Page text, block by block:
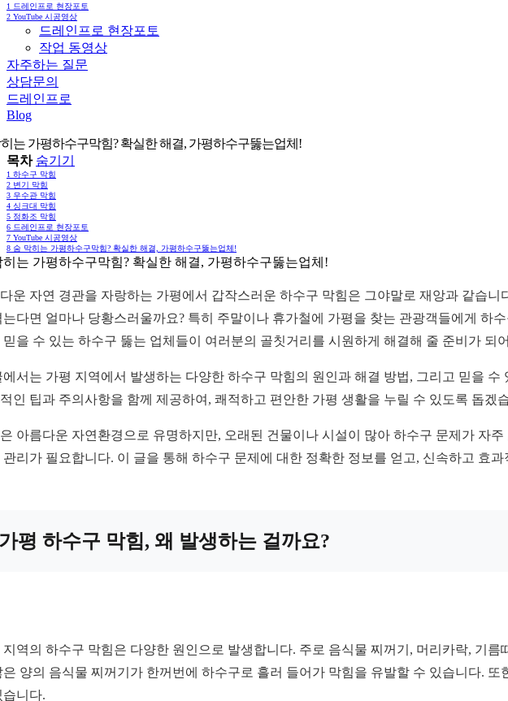
1 드레인프로 현장포토
2 YouTube 시공영상
드레인프로 현장포토
작업 동영상
자주하는 질문
상담문의
드레인프로
Blog
는 가평하수구막힘? 확실한 해결, 가평하수구뚫는업체!
목차 숨기기
1 하수구 막힘
2 변기 막힘
3 우수관 막힘
4 싱크대 막힘
5 정화조 막힘
6 드레인프로 현장포토
7 YouTube 시공영상
8 숨 막히는 가평하수구막힘? 확실한 해결, 가평하수구뚫는업체!
히는 가평하수구막힘? 확실한 해결, 가평하수구뚫는업체!
운 자연 경관을 자랑하는 가평에서 갑작스러운 하수구 막힘은 그야말로 재앙과 같습
는다면 얼마나 당황스러울까요? 특히 주말이나 휴가철에 가평을 찾는 관광객들에게 하
믿을 수 있는 하수구 뚫는 업체들이 여러분의 골칫거리를 시원하게 해결해 줄 준비가 되
에서는 가평 지역에서 발생하는 다양한 하수구 막힘의 원인과 해결 방법, 그리고 믿을
인 팁과 주의사항을 함께 제공하여, 쾌적하고 편안한 가평 생활을 누릴 수 있도록 돕
아름다운 자연환경으로 유명하지만, 오래된 건물이나 시설이 많아 하수구 문제가 자
관리가 필요합니다. 이 글을 통해 하수구 문제에 대한 정확한 정보를 얻고, 신속하고 효
평 하수구 막힘, 왜 발생하는 걸까요?
지역의 하수구 막힘은 다양한 원인으로 발생합니다. 주로 음식물 찌꺼기, 머리카락, 기
은 양의 음식물 찌꺼기가 한꺼번에 하수구로 흘러 들어가 막힘을 유발할 수 있습니다.
습니다.